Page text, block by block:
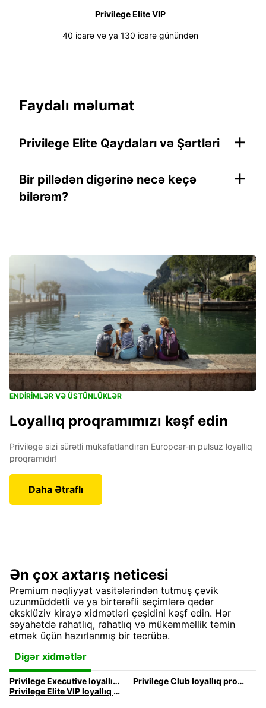
Privilege Elite VIP
40 icarə və ya 130 icarə günündən
Faydalı məlumat
Privilege Elite Qaydaları və Şərtləri +
Bir pillədən digərinə necə keçə
bilərəm?
+
ENDIRIMLƏR VƏ ÜSTÜNLÜKLƏR
Loyallıq proqramımızı kəşf edin
Privilege sizi sürətli mükafatlandıran Europcar-ın pulsuz loyallıq
proqramıdır!
Daha Ətraflı
Ən çox axtarış neticesi
Premium nəqliyyat vasitələrindən tutmuş çevik
uzunmüddətli və ya birtərəfli seçimlərə qədər
eksklüziv kirayə xidmətləri çeşidini kəşf edin. Hər
səyahətdə rahatlıq, rahatlıq və mükəmməllik təmin
etmək üçün hazırlanmış bir təcrübə.
Digər xidmətlər
Privilege Executive loyallıq proqramı
Privilege Club loyallıq proqramı
Privilege Elite VIP loyallıq proqramı